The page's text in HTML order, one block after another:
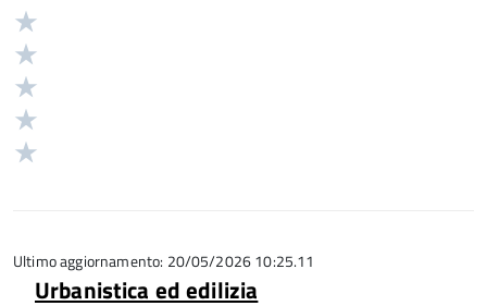
Valutazione
5
Ultimo aggiornamento: 20/05/2026 10:25.11
Urbanistica ed edilizia